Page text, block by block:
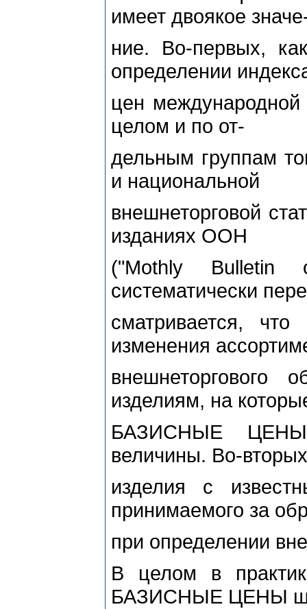
имеет двоякое
ние. Во-первых,
определении
цен международной
целом и по от-
дельным группам
и национальной
внешнеторговой
изданиях ООН
("Mothly
систематически
сматривается,
изменения
внешнеторгового
изделиям, на
БАЗИСНЫЕ ЦЕНЫ
величины. Во-
изделия с
принимаемого за
при определении
В целом в
БАЗИСНЫЕ ЦЕНЫ